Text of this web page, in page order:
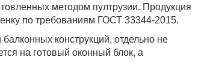
методом пултрузии. Продукция
по требованиям ГОСТ 33344-2015.
конструкций, отдельно не
на готовый оконный блок, а